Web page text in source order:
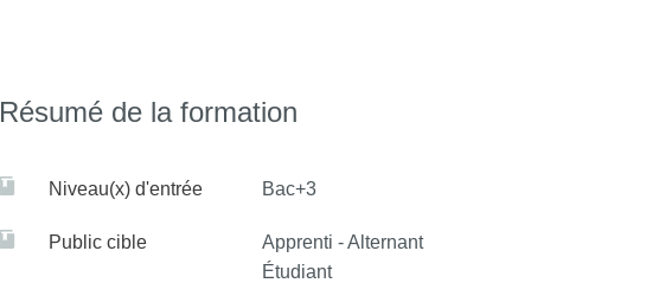
Résumé de la formation
Niveau(x) d'entrée Bac+3
Public cible
Apprenti - Alternant
Étudiant